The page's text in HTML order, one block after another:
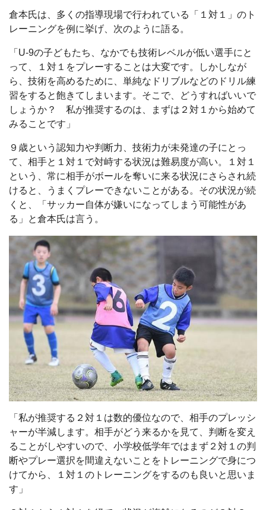
倉本氏は、多くの指導現場で行われている「１対１」のト
レーニングを例に挙げ、次のように語る。
「U-9の子どもたち、なかでも技術レベルが低い選手にと
って、１対１をプレーすることは大変です。しかしなが
ら、技術を高めるために、単純なドリブルなどのドリル練
習をすると飽きてしまいます。そこで、どうすればいいで
しょうか？ 私が推奨するのは、まずは２対１から始めて
みることです」
９歳という認知力や判断力、技術力が未発達の子にとっ
て、相手と１対１で対峙する状況は難易度が高い。１対１
という、常に相手がボールを奪いに来る状況にさらされ続
けると、うまくプレーできないことがある。その状況が続
くと、「サッカー自体が嫌いになってしまう可能性があ
る」と倉本氏は言う。
「私が推奨する２対１は数的優位なので、相手のプレッシ
ャーが半減します。相手がどう来るかを見て、判断を変え
ることがしやすいので、小学校低学年ではまず２対１の判
断やプレー選択を間違えないことをトレーニングで身につ
けてから、１対１のトレーニングをするのも良いと思いま
す」